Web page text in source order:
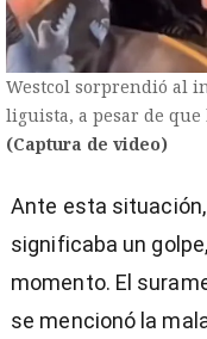
Westcol sorprendió al
liguista, a pesar de que
(Captura de video)
Ante esta
significaba un
momento. El
se mencionó la